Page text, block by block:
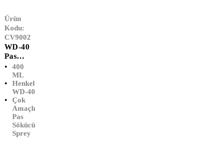
Ürün
Kodu:
CV9002
WD-40
Pas
Sökücü
Sprey
(400
ML)
400
ML
Henkel
WD-40
Çok
Amaçlı
Pas
Sökücü
Sprey